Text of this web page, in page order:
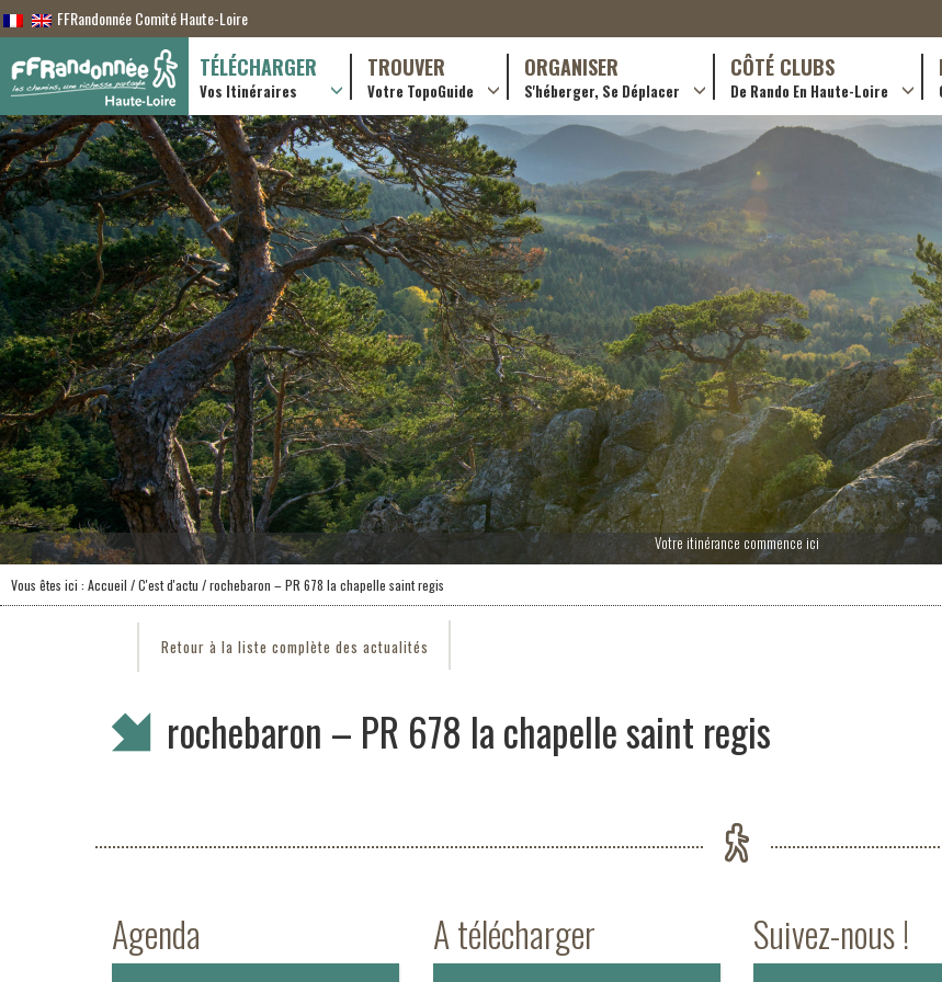
Votre itinérance commence ici
FFRandonnée Comité Haute-Loire
TÉLÉCHARGER
Vos Itinéraires
TROUVER
Votre TopoGuide
Randonnées itinerantes (GR)
Randonnées à la journée (PR)
Boutique en ligne
Pratique & conseils
ORGANISER
S'héberger, Se Déplacer
Hôtellerie
Gîtes et chambres d’hôtes
Campings
Restaurants
Transporteurs & services
CÔTÉ CLUBS
De Rando En Haute-Loire
Formations en rando 2024
Rando douce
Trouver un club
Adhérer
Créer un club
Ordre de mission et note de frais
Vous êtes ici : Accueil /C'est d'actu / rochebaron – PR 678 la chapelle saint regis
Retour à la liste complète des actualités
rochebaron – PR 678 la chapelle saint regis
Agenda A télécharger Suivez-nous !